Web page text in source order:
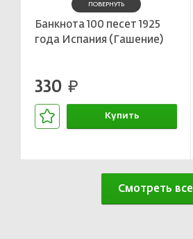
ПОВЕРНУТЬ
Банкнота 100 песет 1925
года Испания (Гашение)
330 руб.
Купить
Смотреть все